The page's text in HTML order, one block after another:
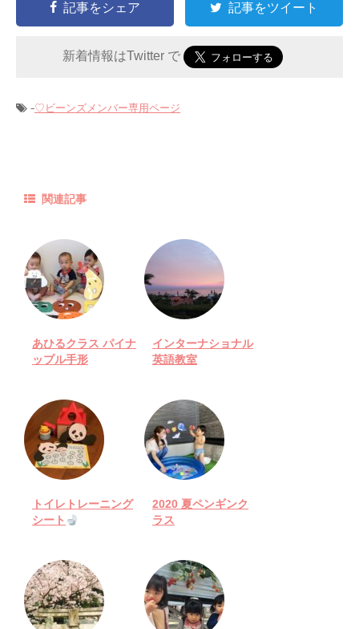
記事をシェア 記事をツイート
新着情報はTwitter で
-♡ビーンズメンバー専用ページ
関連記事
あひるクラス パイナ
ップル手形
インターナショナル
英語教室
トイレトレーニング
シート
2020 夏ペンギンク
ラス